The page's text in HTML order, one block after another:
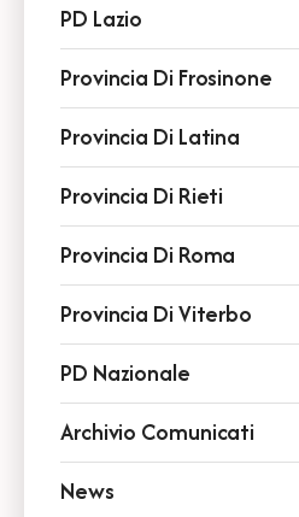
PD Lazio
Provincia Di Frosinone
Provincia Di Latina
Provincia Di Rieti
Provincia Di Roma
Provincia Di Viterbo
PD Nazionale
Archivio Comunicati
News